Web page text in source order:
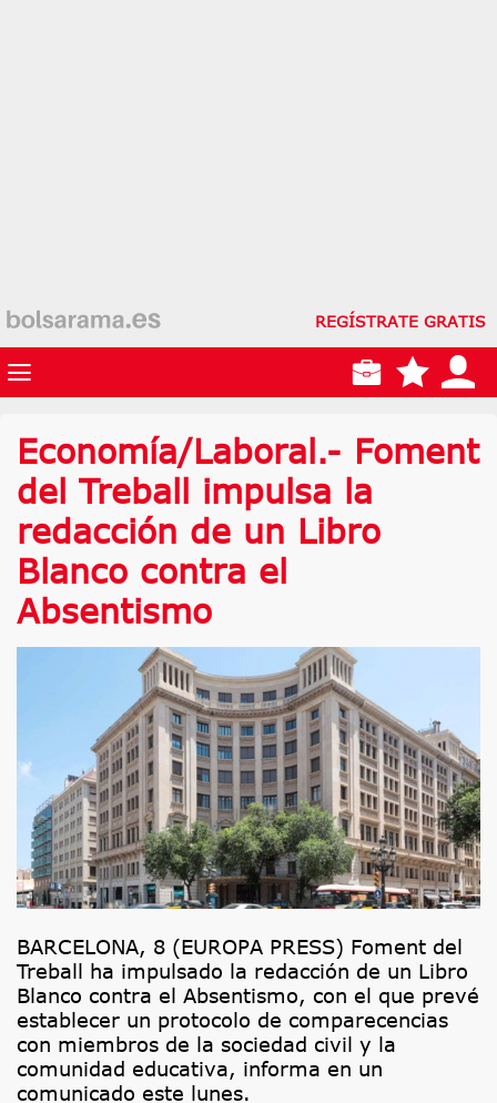
REGÍSTRATE GRATIS
Economía/Laboral.- Foment
del Treball impulsa la
redacción de un Libro
Blanco contra el
Absentismo
BARCELONA, 8 (EUROPA PRESS) Foment del
Treball ha impulsado la redacción de un Libro
Blanco contra el Absentismo, con el que prevé
establecer un protocolo de comparecencias
con miembros de la sociedad civil y la
comunidad educativa, informa en un
comunicado este lunes.